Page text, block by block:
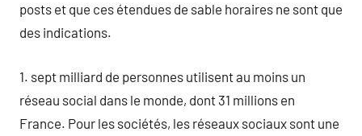
posts et que ces étendues de sable horaires ne sont que
des indications.
1. sept milliard de personnes utilisent au moins un
réseau social dans le monde, dont 31 millions en
France. Pour les sociétés, les réseaux sociaux sont une